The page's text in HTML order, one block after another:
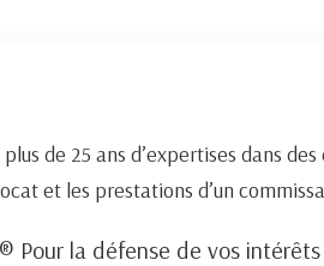
de 25 ans d’expertises dans
et les prestations d’un
Pour la défense de vos